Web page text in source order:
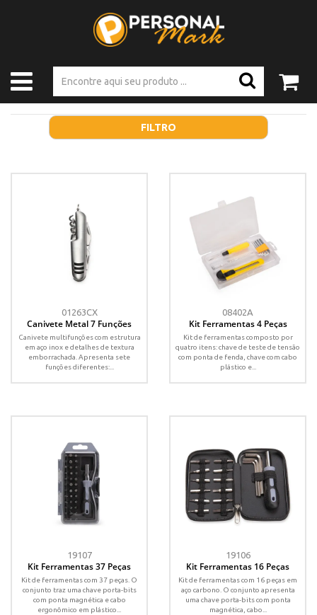
FILTRO
01263CX
Canivete Metal 7 Funções
Canivete multifunções com estrutura
em aço inox e detalhes de textura
emborrachada. Apresenta sete
funções diferentes:...
08402A
Kit Ferramentas 4 Peças
Kit de ferramentas composto por
quatro itens: chave de teste de tensão
com ponta de fenda, chave com cabo
plástico e...
19107
Kit Ferramentas 37 Peças
Kit de ferramentas com 37 peças. O
conjunto traz uma chave porta-bits
com ponta magnética e cabo
ergonômico em plástico...
19106
Kit Ferramentas 16 Peças
Kit de ferramentas com 16 peças em
aço carbono. O conjunto apresenta
uma chave porta-bits com ponta
magnética, cabo...